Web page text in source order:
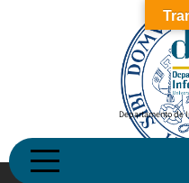
Departamento de